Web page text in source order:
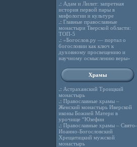
.: Адам и Лилит: запретная
история первой пары в
мифологии и культуре
.: Главные православные
монастыри Тверской области:
ТОП-5
.: «Богослов.ру — портал о
богословии как ключ к
духовному просвещению и
научному осмыслению веры»
Храмы
.: Астраханский Троицкий
монастырь
.: Православные храмы –
Женский монастырь Иверской
иконы Божией Матери в
урочище “Юзефин
.: Православные храмы – Свято-
Иоанно-Богословский
Хрещатицкий мужской
монастырь